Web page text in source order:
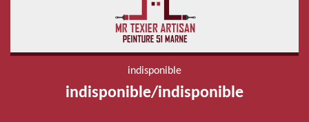
indisponible
indisponible/indisponible